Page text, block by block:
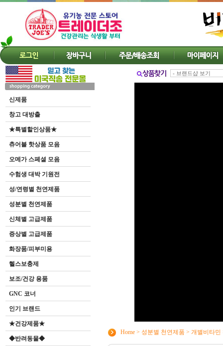
신제품
창고 대방출
★특별할인상품★
츄어블 핫상품 모음
오메가 스페셜 모음
수험생 대박 기원전
성/연령별 천연제품
성분별 천연제품
신체별 고급제품
증상별 고급제품
화장품/피부미용
헬스보충제
보조/건강 용품
GNC 코너
인기 브랜드
★건강제품★
◆반려동물◆
Home > 성분별 천연제품 > 개별비타민